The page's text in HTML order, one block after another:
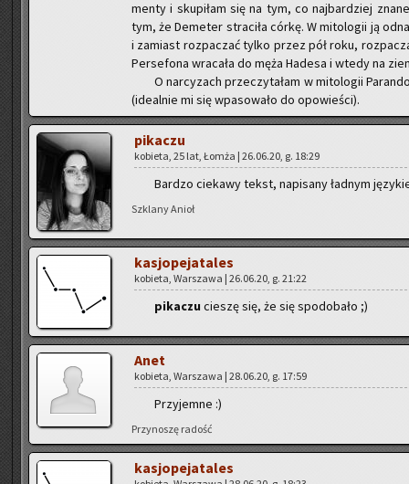
men­ty i sku­pi­łam się na tym, co naj­bar­dziej
tym, że De­me­ter stra­ci­ła córkę. W mi­to­lo­gii ją
i za­miast roz­pa­czać tylko przez pół roku,
Per­se­fo­na wra­ca­ła do męża Ha­de­sa i wtedy na
O nar­cy­zach prze­czy­ta­łam w mi­to­lo­gii
(ide­al­nie mi się wpa­so­wa­ło do opo­wie­ści).
pi­ka­czu
ko­bie­ta, 25 lat, Łomża | 26.06.20, g. 18:29
Bar­dzo cie­ka­wy tekst, na­pi­sa­ny ład­nym
Szkla­ny Anioł
ka­sjo­pe­ja­ta­les
ko­bie­ta, War­sza­wa | 26.06.20, g. 21:22
pi­ka­czu cie­szę się, że się spodo­ba­ło ;)
Anet
ko­bie­ta, War­sza­wa | 28.06.20, g. 17:59
Przy­jem­ne :)
Przy­no­szę ra­dość
ka­sjo­pe­ja­ta­les